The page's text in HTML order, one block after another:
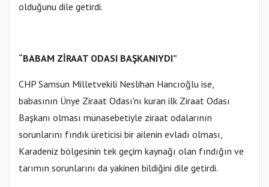
olduğunu dile getirdi.
“BABAM ZİRAAT ODASI BAŞKANIYDI”
CHP Samsun Milletvekili Neslihan Hancıoğlu ise,
babasının Ünye Ziraat Odası'nı kuran ilk Ziraat Odası
Başkanı olması münasebetiyle ziraat odalarının
sorunlarını fındık üreticisi bir ailenin evladı olması,
Karadeniz bölgesinin tek geçim kaynağı olan fındığın ve
tarımın sorunlarını da yakinen bildiğini dile getirdi.